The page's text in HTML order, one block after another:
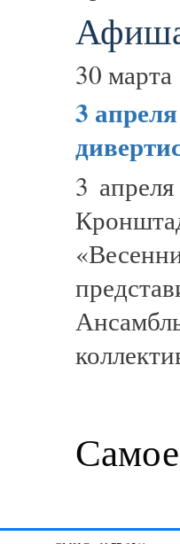
30
3
3